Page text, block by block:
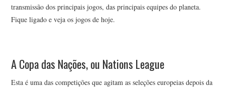
transmissão dos principais jogos, das principais equipes do planeta.
Fique ligado e veja os jogos de hoje.
A Copa das Nações, ou Nations League
Esta é uma das competições que agitam as seleções europeias depois da